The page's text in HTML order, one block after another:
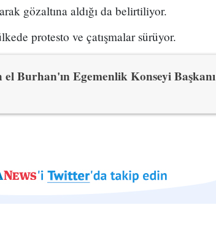
gözaltına aldığı da belirtiliyor.
protesto ve çatışmalar sürüyor.
Burhan'ın Egemenlik Konseyi Başkanı